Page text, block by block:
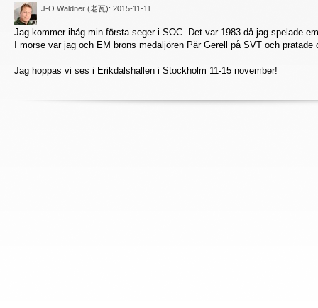
J-O Waldner (老瓦): 2015-11-11
Jag kommer ihåg min första seger i SOC. Det var 1983 då jag spelade
I morse var jag och EM brons medaljören Pär Gerell på SVT och pratade
Jag hoppas vi ses i Erikdalshallen i Stockholm 11-15 november!